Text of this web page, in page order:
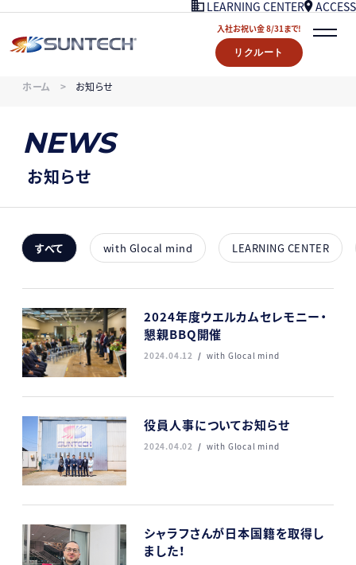
LEARNING CENTER ACCESS
入社お祝い金 8/31まで!
リクルート
STORY
LEARNING CENTER
入社お祝い金プレゼント 8/31まで！
リクルート
ホーム お知らせ
NEWS
お知らせ
すべて with Glocal mind LEARNING CENTER
2024年度ウエルカムセレモニー・
懇親BBQ開催
2024.04.12 with Glocal mind
役員人事についてお知らせ
2024.04.02 with Glocal mind
シャラフさんが日本国籍を取得し
ました！